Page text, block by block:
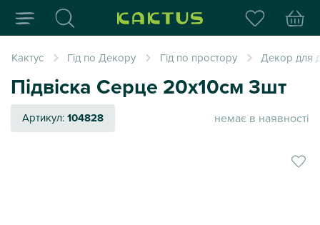
Інтернет-магазин
Кактус Гід по Декору Гід по простору Декор для
Підвіска Серце 20х10см 3шт
Артикул:104828 немає в наявності